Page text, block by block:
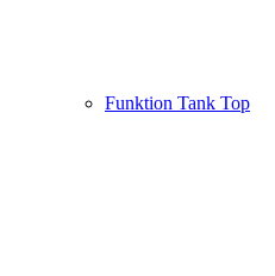
Funktion Tank Top